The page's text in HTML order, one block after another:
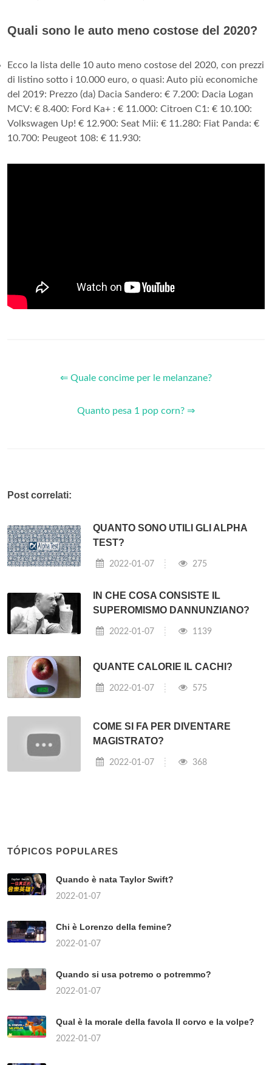
Quali sono le auto meno costose del 2020?
Ecco la lista delle 10 auto meno costose del 2020, con prezzi
di listino sotto i 10.000 euro, o quasi: Auto più economiche
del 2019: Prezzo (da) Dacia Sandero: € 7.200: Dacia Logan
MCV: € 8.400: Ford Ka+ : € 11.000: Citroen C1: € 10.100:
Volkswagen Up! € 12.900: Seat Mii: € 11.280: Fiat Panda: €
10.700: Peugeot 108: € 11.930:
⇐ Quale concime per le melanzane?
Quanto pesa 1 pop corn? ⇒
Post correlati:
QUANTO SONO UTILI GLI ALPHA
TEST?
2022-01-07 275
IN CHE COSA CONSISTE IL
SUPEROMISMO DANNUNZIANO?
2022-01-07 1139
QUANTE CALORIE IL CACHI?
2022-01-07 575
COME SI FA PER DIVENTARE
MAGISTRATO?
2022-01-07 368
TÓPICOS POPULARES
Quando è nata Taylor Swift?
2022-01-07
Chi è Lorenzo della femine?
2022-01-07
Quando si usa potremo o potremmo?
2022-01-07
Qual è la morale della favola Il corvo e la volpe?
2022-01-07